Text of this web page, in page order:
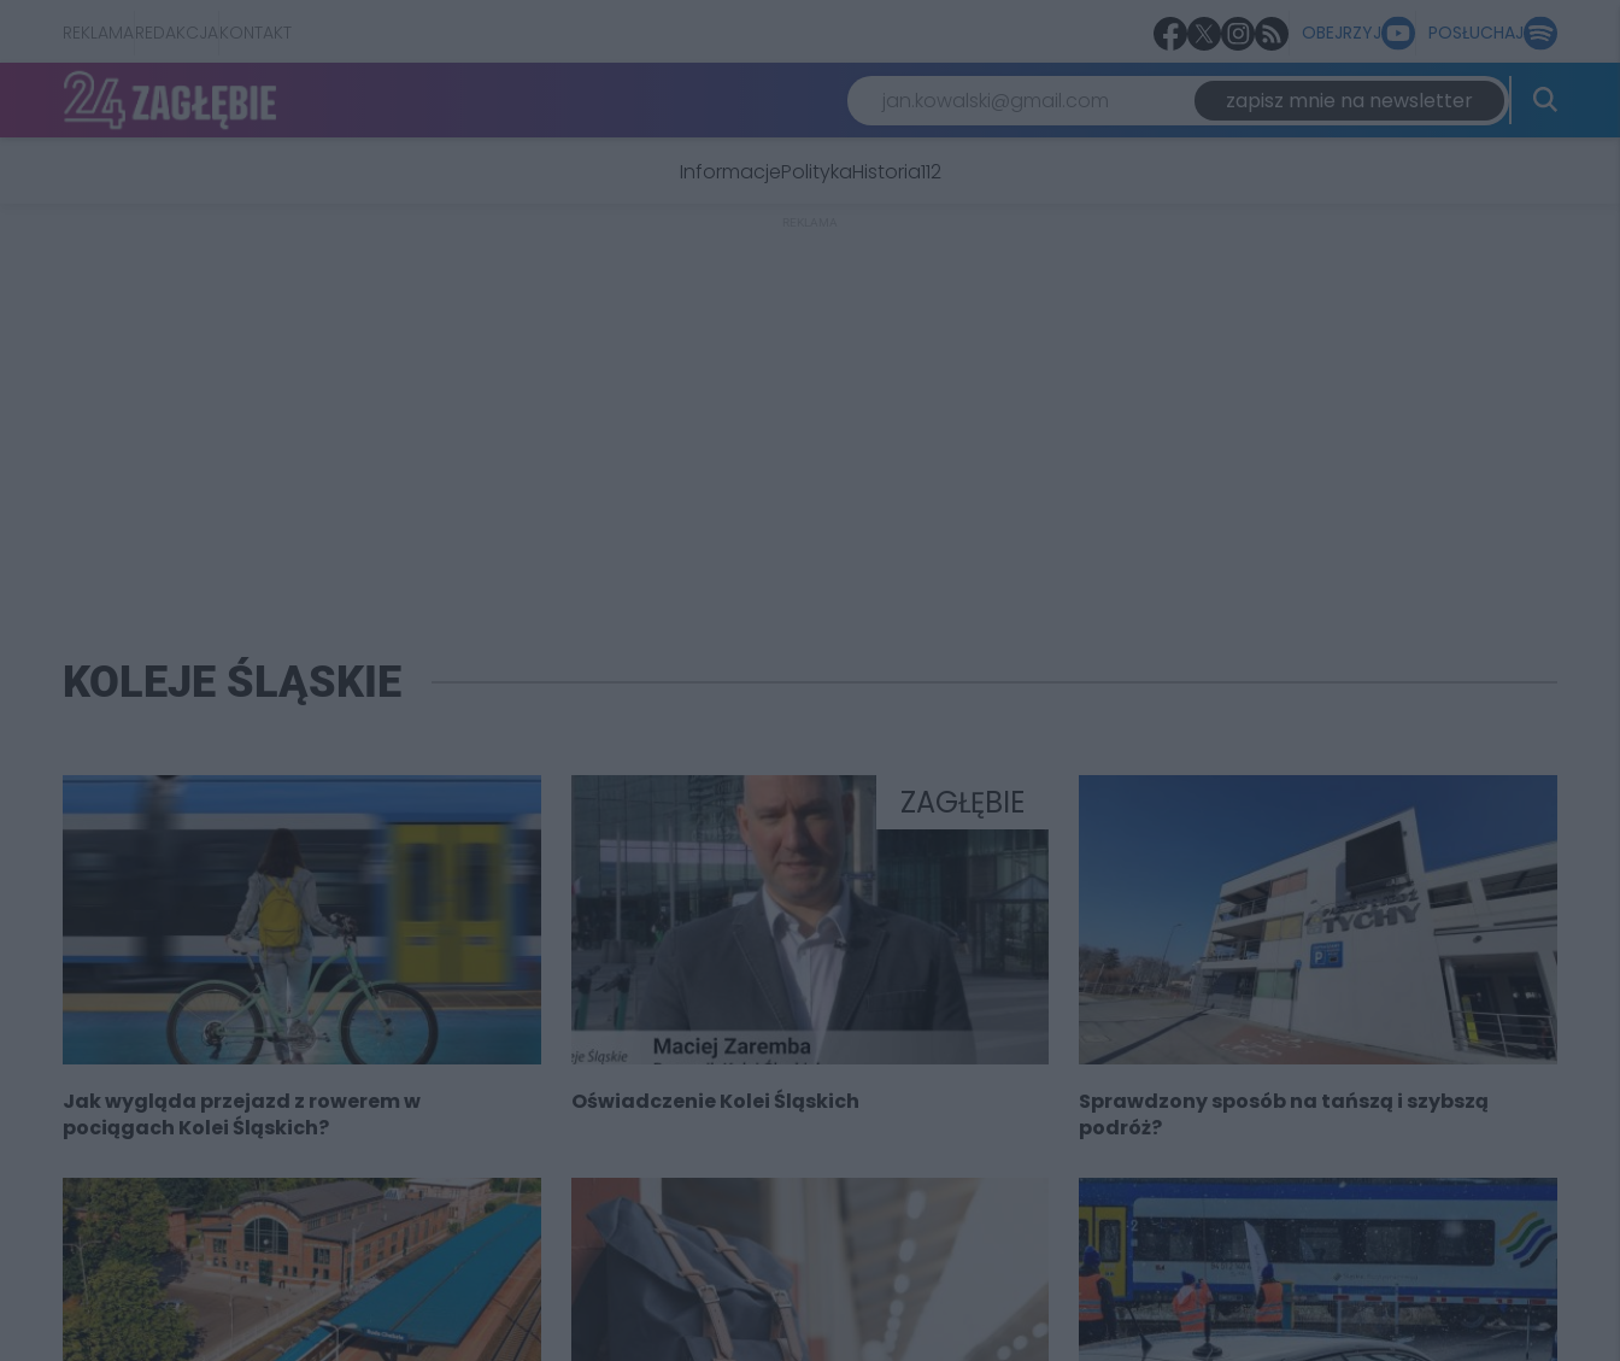
REKLAMAREDAKCJAKONTAKT OBEJRZYJ POSŁUCHAJ
zapisz mnie na newsletter
InformacjePolitykaHistoria112
KOLEJE ŚLĄSKIE
Jak wygląda przejazd z rowerem w
pociągach Kolei Śląskich?
ZAGŁĘBIE
Oświadczenie Kolei Śląskich
Sprawdzony sposób na tańszą i szybszą
podróż?